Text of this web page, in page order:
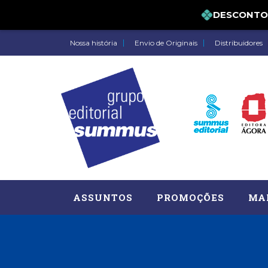
DESCONTO
Nossa história Envio de Originais Distribuidores
ASSUNTOS PROMOÇÕES